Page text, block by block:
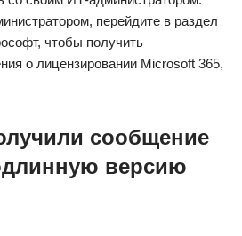
перейдите в раздел
чтобы получить
о лицензировании Microsoft 365,
сообщение
версию